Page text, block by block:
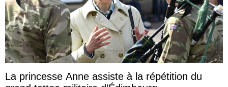
La princesse Anne assiste à la répétition du